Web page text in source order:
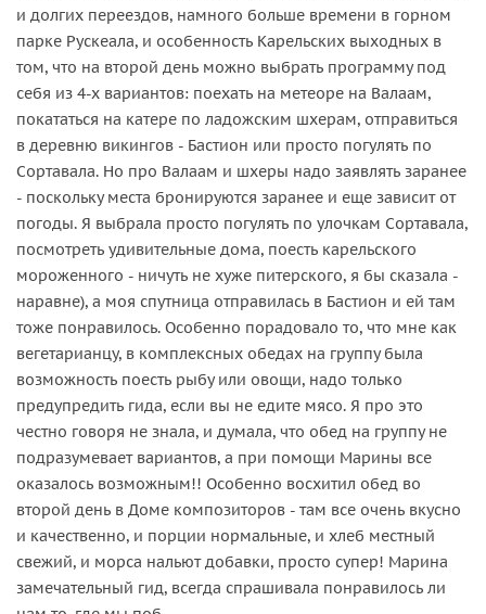
и долгих переездов, намного больше времени в горном
парке Рускеала, и особенность Карельских выходных в
том, что на второй день можно выбрать программу под
себя из 4-х вариантов: поехать на метеоре на Валаам,
покататься на катере по ладожским шхерам, отправиться
в деревню викингов - Бастион или просто погулять по
Сортавала. Но про Валаам и шхеры надо заявлять заранее
- поскольку места бронируются заранее и еще зависит от
погоды. Я выбрала просто погулять по улочкам Сортавала,
посмотреть удивительные дома, поесть карельского
мороженного - ничуть не хуже питерского, я бы сказала -
наравне), а моя спутница отправилась в Бастион и ей там
тоже понравилось. Особенно порадовало то, что мне как
вегетарианцу, в комплексных обедах на группу была
возможность поесть рыбу или овощи, надо только
предупредить гида, если вы не едите мясо. Я про это
честно говоря не знала, и думала, что обед на группу не
подразумевает вариантов, а при помощи Марины все
оказалось возможным!! Особенно восхитил обед во
второй день в Доме композиторов - там все очень вкусно
и качественно, и порции нормальные, и хлеб местный
свежий, и морса нальют добавки, просто супер! Марина
замечательный гид, всегда спрашивала понравилось ли